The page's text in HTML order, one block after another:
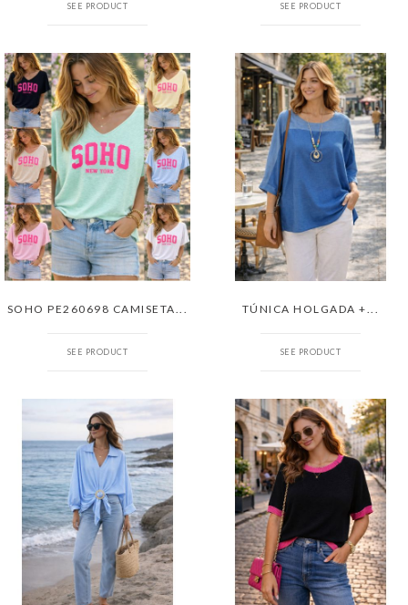
SEE PRODUCT SEE PRODUCT
SOHO PE260698 CAMISETA...
SEE PRODUCT
TÚNICA HOLGADA +...
SEE PRODUCT